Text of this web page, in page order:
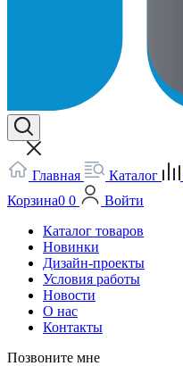
Главная Каталог
Корзина0 0
Войти
Каталог товаров
Новинки
Дизайн-проекты
Условия работы
Новости
О нас
Контакты
Позвоните мне